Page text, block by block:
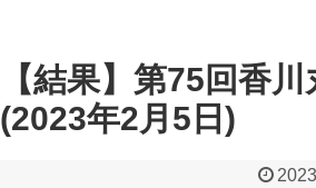
【結果】第75回香
(2023年2月5日)